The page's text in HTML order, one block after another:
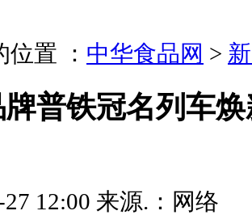
置 ： 中华食品网 >
普铁冠名列车
12:00 来源.：网络